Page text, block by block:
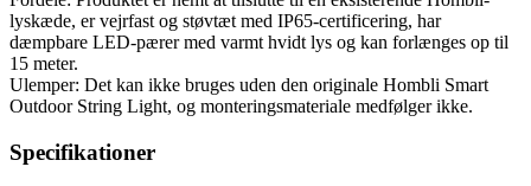
lyskæde, er vejrfast og støvtæt med IP65-certificering, har
dæmpbare LED-pærer med varmt hvidt lys og kan forlænges op til
15 meter.
Ulemper: Det kan ikke bruges uden den originale Hombli Smart
Outdoor String Light, og monteringsmateriale medfølger ikke.
Specifikationer